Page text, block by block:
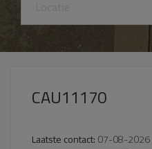
CAU11170
Laatste contact:07-08-2026